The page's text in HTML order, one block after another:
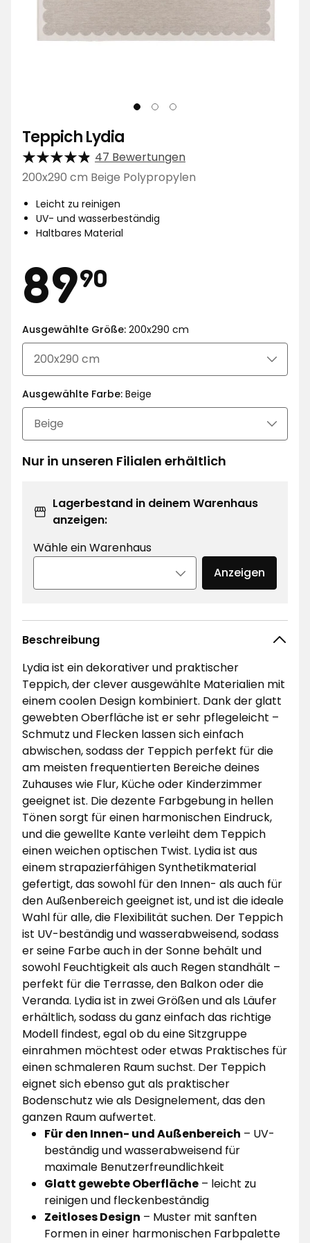
Teppich Lydia
47 Bewertungen
200x290 cm Beige Polypropylen
Leicht zu reinigen
UV- und wasserbeständig
Haltbares Material
Preis
8990
€
Ausgewählte Größe: 200x290 cm
Ausgewählte Farbe: Beige
Nur in unseren Filialen erhältlich
Lagerbestand in deinem Warenhaus
anzeigen:
Wähle ein Warenhaus
Anzeigen
Beschreibung
Lydia ist ein dekorativer und praktischer
Teppich, der clever ausgewählte Materialien mit
einem coolen Design kombiniert. Dank der glatt
gewebten Oberfläche ist er sehr pflegeleicht –
Schmutz und Flecken lassen sich einfach
abwischen, sodass der Teppich perfekt für die
am meisten frequentierten Bereiche deines
Zuhauses wie Flur, Küche oder Kinderzimmer
geeignet ist. Die dezente Farbgebung in hellen
Tönen sorgt für einen harmonischen Eindruck,
und die gewellte Kante verleiht dem Teppich
einen weichen optischen Twist. Lydia ist aus
einem strapazierfähigen Synthetikmaterial
gefertigt, das sowohl für den Innen- als auch für
den Außenbereich geeignet ist, und ist die ideale
Wahl für alle, die Flexibilität suchen. Der Teppich
ist UV-beständig und wasserabweisend, sodass
er seine Farbe auch in der Sonne behält und
sowohl Feuchtigkeit als auch Regen standhält –
perfekt für die Terrasse, den Balkon oder die
Veranda. Lydia ist in zwei Größen und als Läufer
erhältlich, sodass du ganz einfach das richtige
Modell findest, egal ob du eine Sitzgruppe
einrahmen möchtest oder etwas Praktisches für
einen schmaleren Raum suchst. Der Teppich
eignet sich ebenso gut als praktischer
Bodenschutz wie als Designelement, das den
ganzen Raum aufwertet.
Für den Innen- und Außenbereich – UV-
beständig und wasserabweisend für
maximale Benutzerfreundlichkeit
Glatt gewebte Oberfläche – leicht zu
reinigen und fleckenbeständig
Zeitloses Design – Muster mit sanften
Formen in einer harmonischen Farbpalette